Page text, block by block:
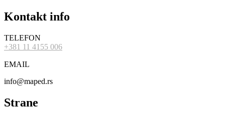
Kontakt info
TELEFON
+381 11 4155 006
EMAIL
info@maped.rs
Strane